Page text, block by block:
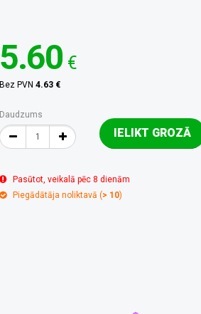
5.60 €
Bez PVN 4.63 €
Daudzums
IELIKT GROZĀ
Pasūtot, veikalā pēc 8 dienām
Piegādātāja noliktavā (> 10)